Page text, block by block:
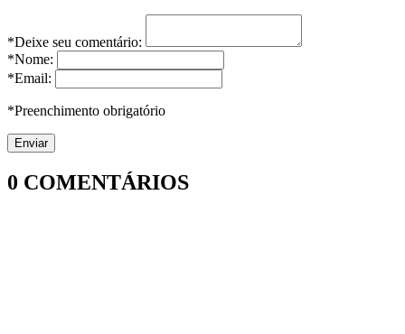
*Deixe seu comentário:
*Nome:
*Email:
*Preenchimento obrigatório
0 COMENTÁRIOS